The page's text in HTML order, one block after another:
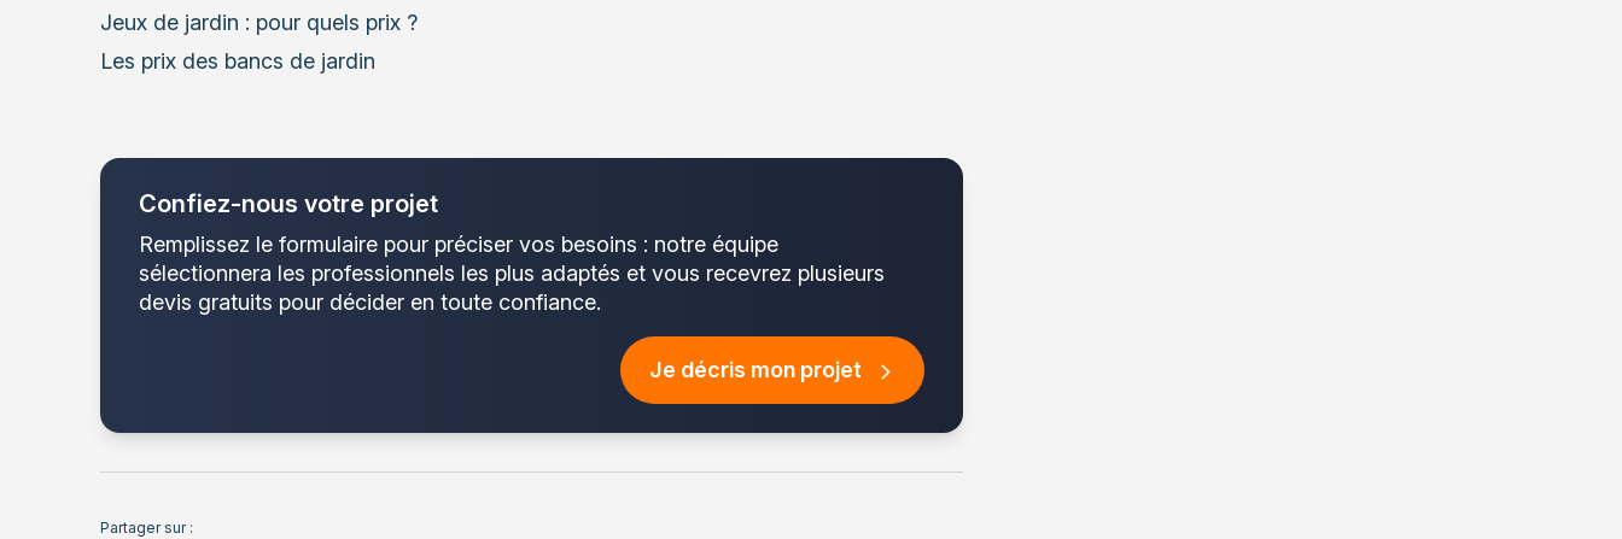
Jeux de jardin : pour quels prix ?
Les prix des bancs de jardin
Confiez-nous votre projet
Remplissez le formulaire pour préciser vos besoins : notre équipe
sélectionnera les professionnels les plus adaptés et vous recevrez plusieurs
devis gratuits pour décider en toute confiance.
Je décris mon projet
Partager sur :